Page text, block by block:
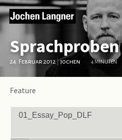
Sprachproben
24. Februar 2012|jochen 4 MINUTEN
Feature
01_Essay_Pop_DLF